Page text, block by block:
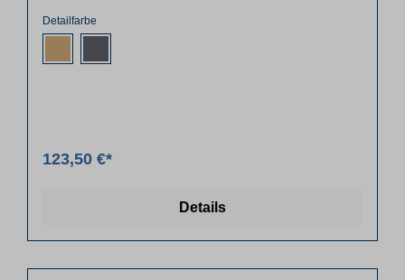
Detailfarbe
123,50 €*
Details